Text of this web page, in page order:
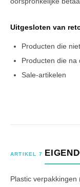
Uitgesloten van
Producten die
Producten die
Sale-artikelen
ARTIKEL 7
Plastic